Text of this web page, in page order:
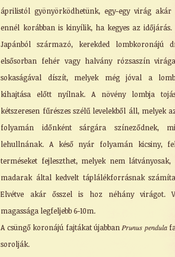
áprilistól gyönyörködhetünk, egy-egy virág
ennél korábban is kinyílik, ha kegyes az időjárás.
Japánból származó, kerekded lombkoronájú
elsősorban fehér vagy halvány rózsaszín
sokaságával díszít, melyek még jóval a
kihajtása előtt nyílnak. A növény lombja
kétszeresen fűrészes szélű levelekből áll, melyek
folyamán időnként sárgára színeződnek,
lehullnának. A késő nyár folyamán kicsiny,
terméseket fejleszthet, melyek nem látványosak,
madarak által kedvelt táplálékforrásnak
Elvétve akár ősszel is hoz néhány virágot.
magassága legfeljebb 6-10m.
A csüngő koronájú fajtákat újabban Prunus pendula
sorolják.